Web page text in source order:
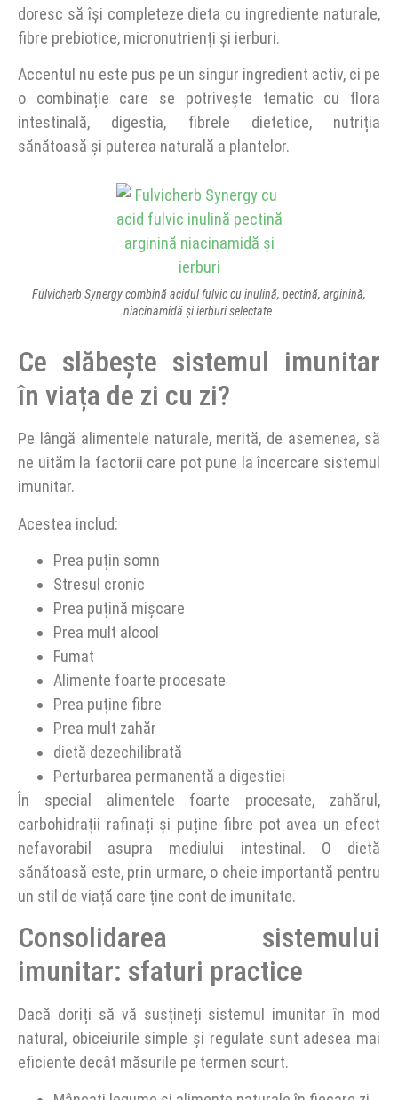
doresc să își completeze dieta cu ingrediente naturale,
fibre prebiotice, micronutrienți și ierburi.
Accentul nu este pus pe un singur ingredient activ, ci pe
o combinație care se potrivește tematic cu flora
intestinală, digestia, fibrele dietetice, nutriția
sănătoasă și puterea naturală a plantelor.
Fulvicherb Synergy combină acidul fulvic cu inulină, pectină, arginină,
niacinamidă și ierburi selectate.
Ce slăbește sistemul imunitar
în viața de zi cu zi?
Pe lângă alimentele naturale, merită, de asemenea, să
ne uităm la factorii care pot pune la încercare sistemul
imunitar.
Acestea includ:
Prea puțin somn
Stresul cronic
Prea puțină mișcare
Prea mult alcool
Fumat
Alimente foarte procesate
Prea puține fibre
Prea mult zahăr
dietă dezechilibrată
Perturbarea permanentă a digestiei
În special alimentele foarte procesate, zahărul,
carbohidrații rafinați și puține fibre pot avea un efect
nefavorabil asupra mediului intestinal. O dietă
sănătoasă este, prin urmare, o cheie importantă pentru
un stil de viață care ține cont de imunitate.
Consolidarea sistemului
imunitar: sfaturi practice
Dacă doriți să vă susțineți sistemul imunitar în mod
natural, obiceiurile simple și regulate sunt adesea mai
eficiente decât măsurile pe termen scurt.